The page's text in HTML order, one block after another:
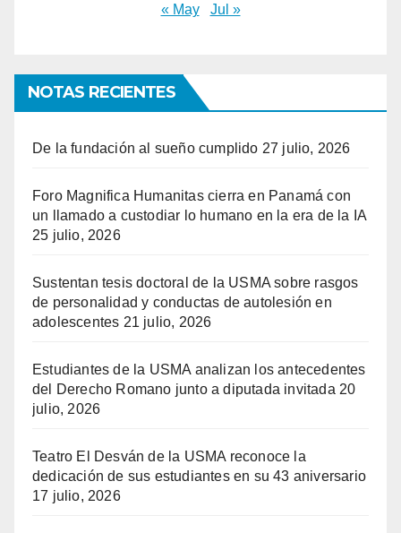
« May Jul »
NOTAS RECIENTES
De la fundación al sueño cumplido 27 julio, 2026
Foro Magnifica Humanitas cierra en Panamá con
un llamado a custodiar lo humano en la era de la IA
25 julio, 2026
Sustentan tesis doctoral de la USMA sobre rasgos
de personalidad y conductas de autolesión en
adolescentes 21 julio, 2026
Estudiantes de la USMA analizan los antecedentes
del Derecho Romano junto a diputada invitada 20
julio, 2026
Teatro El Desván de la USMA reconoce la
dedicación de sus estudiantes en su 43 aniversario
17 julio, 2026